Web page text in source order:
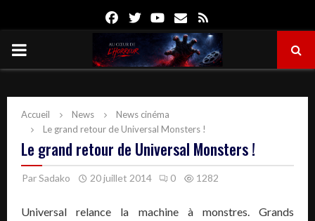
FacebookTwitterYoutube
Email
PRIMARY
Accueil News
News cinéma
Le grand retour de Universal Monsters !
Le grand retour de Universal Monsters !
ParSadako 20 juillet 2014 0 1282
Universal relance la machine à monstres. Grands